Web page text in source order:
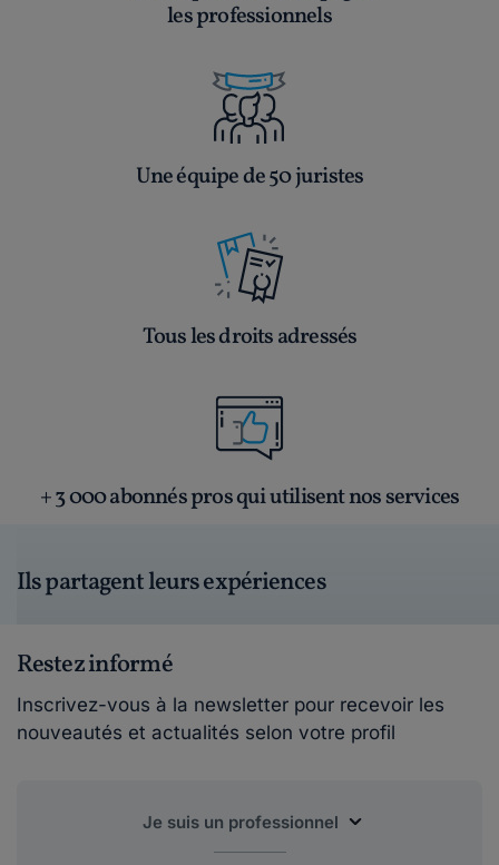
les professionnels
Une équipe de 50 juristes
Tous les droits adressés
+ 3 000 abonnés pros qui utilisent nos services
Ils partagent leurs expériences
Restez informé
Inscrivez-vous à la newsletter pour recevoir les
nouveautés et actualités selon votre profil